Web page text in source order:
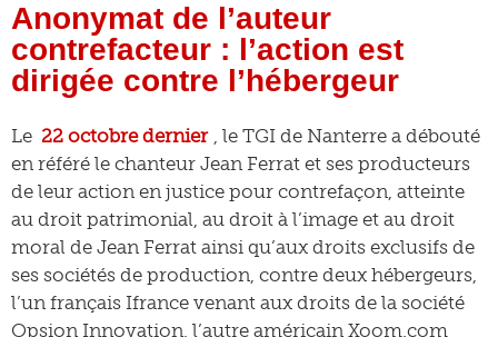
Anonymat de l’auteur
contrefacteur : l’action est
dirigée contre l’hébergeur
Le 22 octobre dernier , le TGI de Nanterre a débouté
en référé le chanteur Jean Ferrat et ses producteurs
de leur action en justice pour contrefaçon, atteinte
au droit patrimonial, au droit à l’image et au droit
moral de Jean Ferrat ainsi qu’aux droits exclusifs de
ses sociétés de production, contre deux hébergeurs,
l’un français Ifrance venant aux droits de la société
Opsion Innovation, l’autre américain Xoom.com